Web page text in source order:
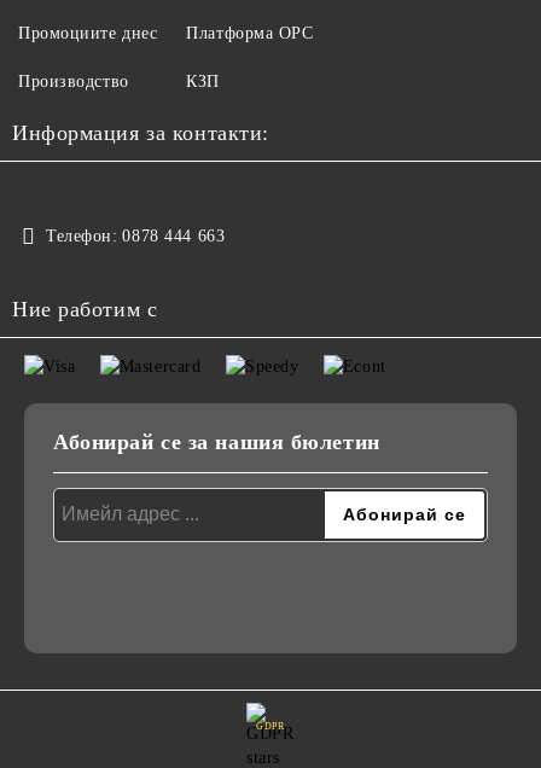
Промоциите днес
Производство
Платформа ОРС
КЗП
Информация за контакти:
Телефон: 0878 444 663
Ние работим с
Абонирай се за нашия бюлетин
GDPR